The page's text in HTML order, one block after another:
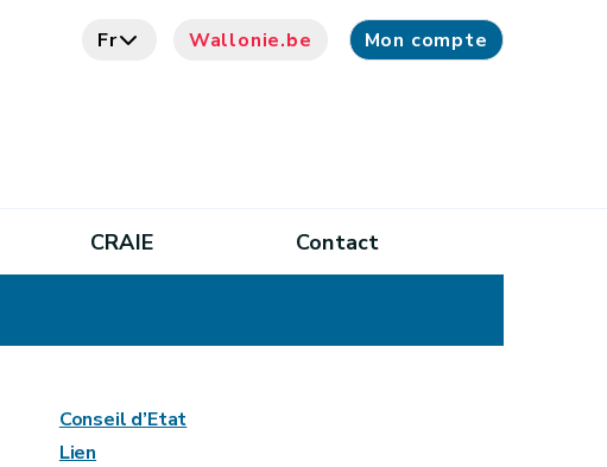
Fr Wallonie.be Mon compte
CRAIE Contact
Conseil d’Etat
Lien